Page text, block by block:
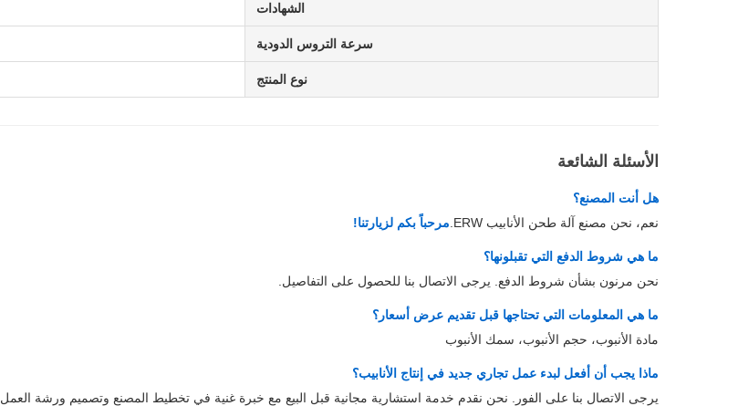
الشهادات
سرعة التروس الدودية
نوع المنتج
الأسئلة الشائعة
هل أنت المصنع؟
نعم، نحن مصنع آلة طحن الأنابيب ERW.
مرحباً بكم لزيارتنا!
ما هي شروط الدفع التي تقبلونها؟
نحن مرنون بشأن شروط الدفع. يرجى الاتصال بنا للحصول على التفاصيل.
ما هي المعلومات التي تحتاجها قبل تقديم عرض أسعار؟
مادة الأنبوب، حجم الأنبوب، سمك الأنبوب
ماذا يجب أن أفعل لبدء عمل تجاري جديد في إنتاج الأنابيب؟
يرجى الاتصال بنا على الفور. نحن نقدم خدمة استشارية مجانية قبل البيع مع خبرة غنية في تخطيط المصنع وتصميم ورشة العمل.